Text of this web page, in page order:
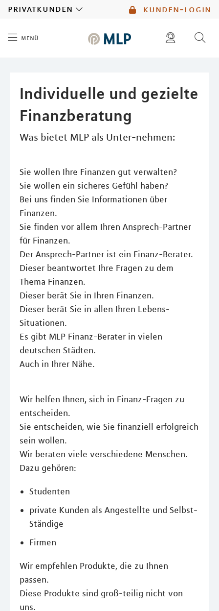
kunden-login
privatkunden
menü
Individuelle und gezielte
Finanzberatung
Was bietet MLP als Unter-nehmen:
Sie wollen Ihre Finanzen gut verwalten?
Sie wollen ein sicheres Gefühl haben?
Bei uns finden Sie Informationen über
Finanzen.
Sie finden vor allem Ihren Ansprech-Partner
für Finanzen.
Der Ansprech-Partner ist ein Finanz-Berater.
Dieser beantwortet Ihre Fragen zu dem
Thema Finanzen.
Dieser berät Sie in Ihren Finanzen.
Dieser berät Sie in allen Ihren Lebens-
Situationen.
Es gibt MLP Finanz-Berater in vielen
deutschen Städten.
Auch in Ihrer Nähe.
Wir helfen Ihnen, sich in Finanz-Fragen zu
entscheiden.
Sie entscheiden, wie Sie finanziell erfolgreich
sein wollen.
Wir beraten viele verschiedene Menschen.
Dazu gehören:
Studenten
private Kunden als Angestellte und Selbst-
Ständige
Firmen
Wir empfehlen Produkte, die zu Ihnen
passen.
Diese Produkte sind groß-teilig nicht von
uns.